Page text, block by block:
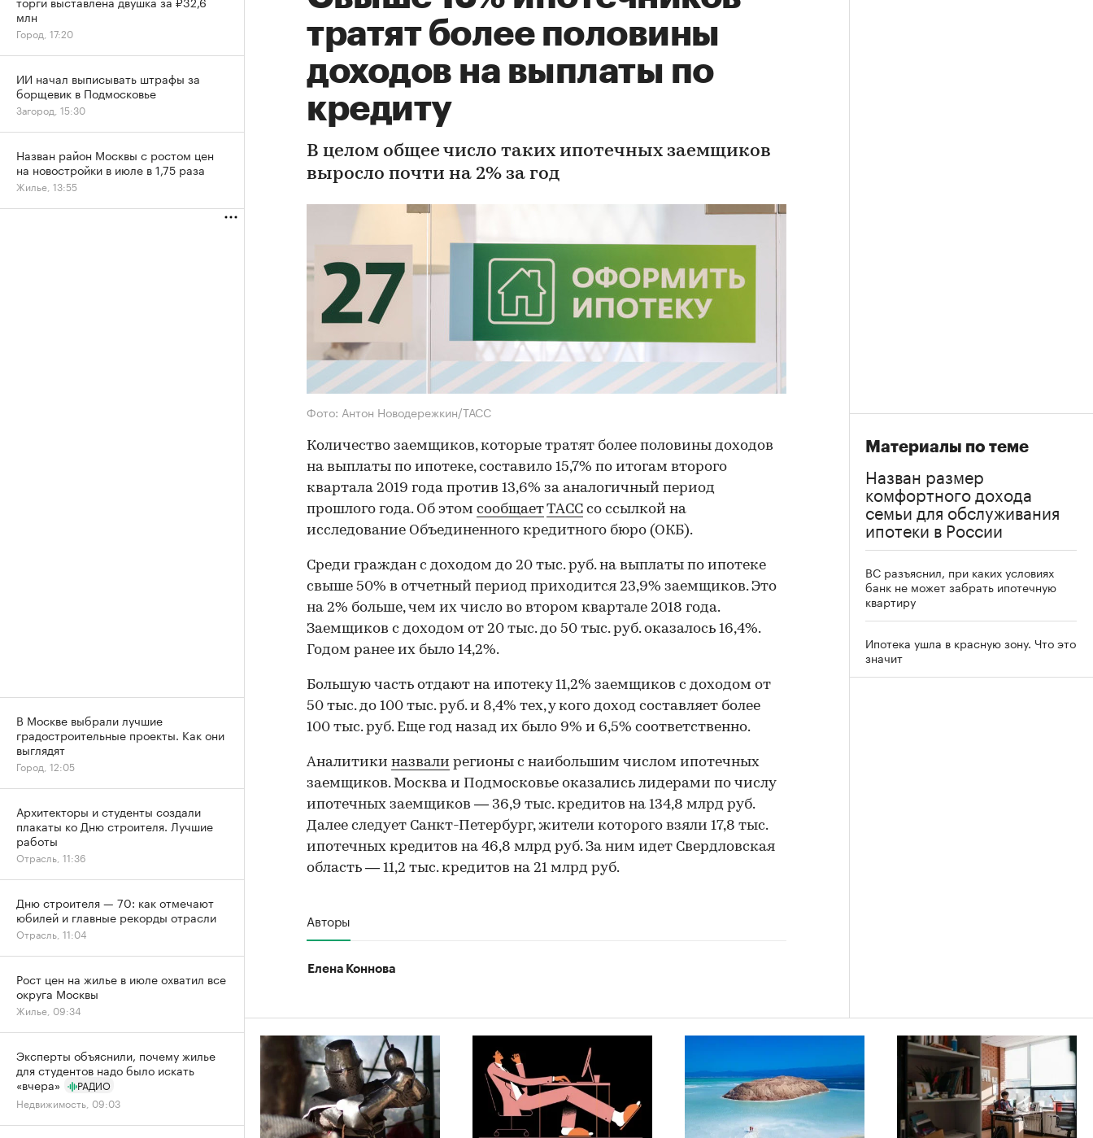
тратят более половины
доходов на выплаты по
кредиту
В целом общее число таких ипотечных заемщиков
выросло почти на 2% за год
Фото: Антон Новодережкин/ТАСС
Количество заемщиков, которые тратят более половины доходов
на выплаты по ипотеке, составило 15,7% по итогам второго
квартала 2019 года против 13,6% за аналогичный период
прошлого года. Об этом сообщаетТАСС со ссылкой на
исследование Объединенного кредитного бюро (ОКБ).
Среди граждан с доходом до 20 тыс. руб. на выплаты по ипотеке
свыше 50% в отчетный период приходится 23,9% заемщиков. Это
на 2% больше, чем их число во втором квартале 2018 года.
Заемщиков с доходом от 20 тыс. до 50 тыс. руб. оказалось 16,4%.
Годом ранее их было 14,2%.
Большую часть отдают на ипотеку 11,2% заемщиков с доходом от
50 тыс. до 100 тыс. руб. и 8,4% тех, у кого доход составляет более
100 тыс. руб. Еще год назад их было 9% и 6,5% соответственно.
Аналитики назвали регионы с наибольшим числом ипотечных
заемщиков. Москва и Подмосковье оказались лидерами по числу
ипотечных заемщиков — 36,9 тыс. кредитов на 134,8 млрд руб.
Далее следует Санкт-Петербург, жители которого взяли 17,8 тыс.
ипотечных кредитов на 46,8 млрд руб. За ним идет Свердловская
область — 11,2 тыс. кредитов на 21 млрд руб.
Авторы
Елена Коннова
Материалы по теме
Назван размер
комфортного дохода
семьи для обслуживания
ипотеки в России
ВС разъяснил, при каких условиях
банк не может забрать ипотечную
квартиру
Ипотека ушла в красную зону. Что это
значит
млн
Город, 17:20
ИИ начал выписывать штрафы за
борщевик в Подмосковье
Загород, 15:30
Назван район Москвы с ростом цен
на новостройки в июле в 1,75 раза
Жилье, 13:55
В Москве выбрали лучшие
градостроительные проекты. Как они
выглядят
Город, 12:05
Архитекторы и студенты создали
плакаты ко Дню строителя. Лучшие
работы
Отрасль, 11:36
Дню строителя — 70: как отмечают
юбилей и главные рекорды отрасли
Отрасль, 11:04
Рост цен на жилье в июле охватил все
округа Москвы
Жилье, 09:34
Эксперты объяснили, почему жилье
для студентов надо было искать
«вчера»
РАДИО
Недвижимость, 09:03